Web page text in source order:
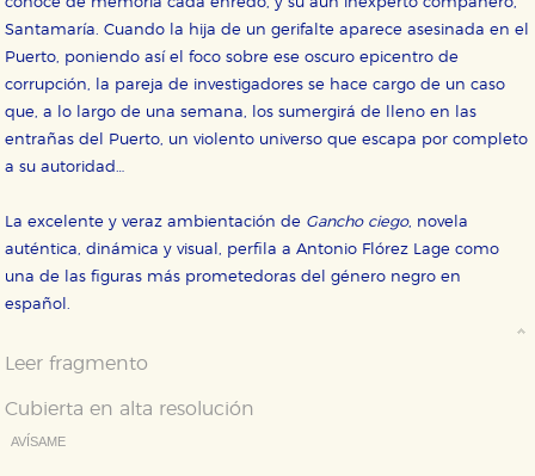
conoce de memoria cada enredo, y su aún inexperto compañero,
Santamaría. Cuando la hija de un gerifalte aparece asesinada en el
Puerto, poniendo así el foco sobre ese oscuro epicentro de
corrupción, la pareja de investigadores se hace cargo de un caso
que, a lo largo de una semana, los sumergirá de lleno en las
entrañas del Puerto, un violento universo que escapa por completo
a su autoridad…
La excelente y veraz ambientación de Gancho ciego, novela
auténtica, dinámica y visual, perfila a Antonio Flórez Lage como
una de las figuras más prometedoras del género negro en
español.
Leer fragmento
Cubierta en alta resolución
AVÍSAME
vez que nos visita. La información es agregada y, por lo
tanto, es anónima.
Cookies de publicidad y redes sociales
Estas cookies son gestionadas por nuestros socios
publicitarios y se utilizan para mostrar publicidad
relevante para sus intereses en otros sitios. No
almacenan directamente información personal sino
que se basan en la identificación única de su
navegador y dispositivo de internet.
GUARDAR CONFIGURACIÓN